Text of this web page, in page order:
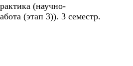
(научно-
(этап 3)). 3 семестр.